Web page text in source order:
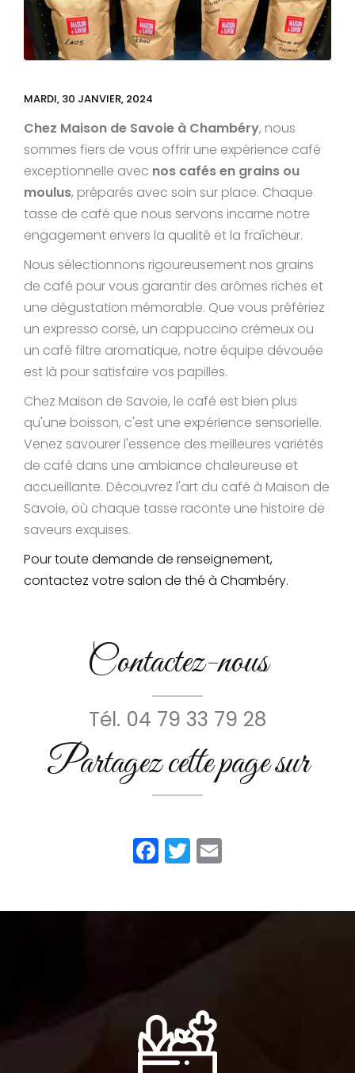
MARDI, 30 JANVIER, 2024
Chez Maison de Savoie à Chambéry, nous
sommes fiers de vous offrir une expérience café
exceptionnelle avec nos cafés en grains ou
moulus, préparés avec soin sur place. Chaque
tasse de café que nous servons incarne notre
engagement envers la qualité et la fraîcheur.
Nous sélectionnons rigoureusement nos grains
de café pour vous garantir des arômes riches et
une dégustation mémorable. Que vous préfériez
un expresso corsé, un cappuccino crémeux ou
un café filtre aromatique, notre équipe dévouée
est là pour satisfaire vos papilles.
Chez Maison de Savoie, le café est bien plus
qu'une boisson, c'est une expérience sensorielle.
Venez savourer l'essence des meilleures variétés
de café dans une ambiance chaleureuse et
accueillante. Découvrez l'art du café à Maison de
Savoie, où chaque tasse raconte une histoire de
saveurs exquises.
Pour toute demande de renseignement,
contactez votre salon de thé à Chambéry.
Contactez-nous
Tél. 04 79 33 79 28
Partagez cette page sur
Facebook
Twitter